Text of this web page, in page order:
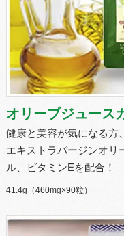
オリーブジュース
健康と美容が気になる方
エキストラバージンオリ
ル、ビタミンEを配合！
41.4g（460mg×90粒）